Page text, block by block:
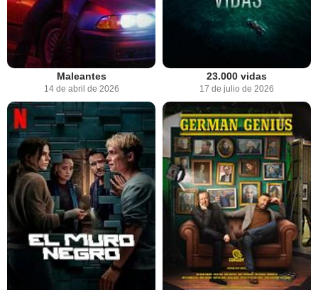
Maleantes
14 de abril de 2026
23.000 vidas
17 de julio de 2026